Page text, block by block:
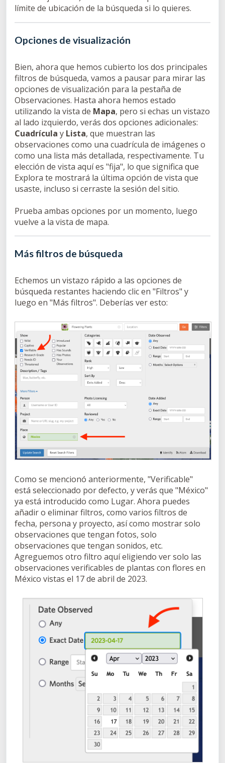
límite de ubicación de la búsqueda si lo quieres.
Opciones de visualización
Bien, ahora que hemos cubierto los dos principales
filtros de búsqueda, vamos a pausar para mirar las
opciones de visualización para la pestaña de
Observaciones. Hasta ahora hemos estado
utilizando la vista de Mapa, pero si echas un vistazo
al lado izquierdo, verás dos opciones adicionales:
Cuadrícula y Lista, que muestran las
observaciones como una cuadrícula de imágenes o
como una lista más detallada, respectivamente. Tu
elección de vista aquí es "fija", lo que significa que
Explora te mostrará la última opción de vista que
usaste, incluso si cerraste la sesión del sitio.
Prueba ambas opciones por un momento, luego
vuelve a la vista de mapa.
Más filtros de búsqueda
Echemos un vistazo rápido a las opciones de
búsqueda restantes haciendo clic en "Filtros" y
luego en "Más filtros". Deberías ver esto:
Como se mencionó anteriormente, "Verificable"
está seleccionado por defecto, y verás que "México"
ya está introducido como Lugar. Ahora puedes
añadir o eliminar filtros, como varios filtros de
fecha, persona y proyecto, así como mostrar solo
observaciones que tengan fotos, solo
observaciones que tengan sonidos, etc.
Agreguemos otro filtro aquí eligiendo ver solo las
observaciones verificables de plantas con flores en
México vistas el 17 de abril de 2023.